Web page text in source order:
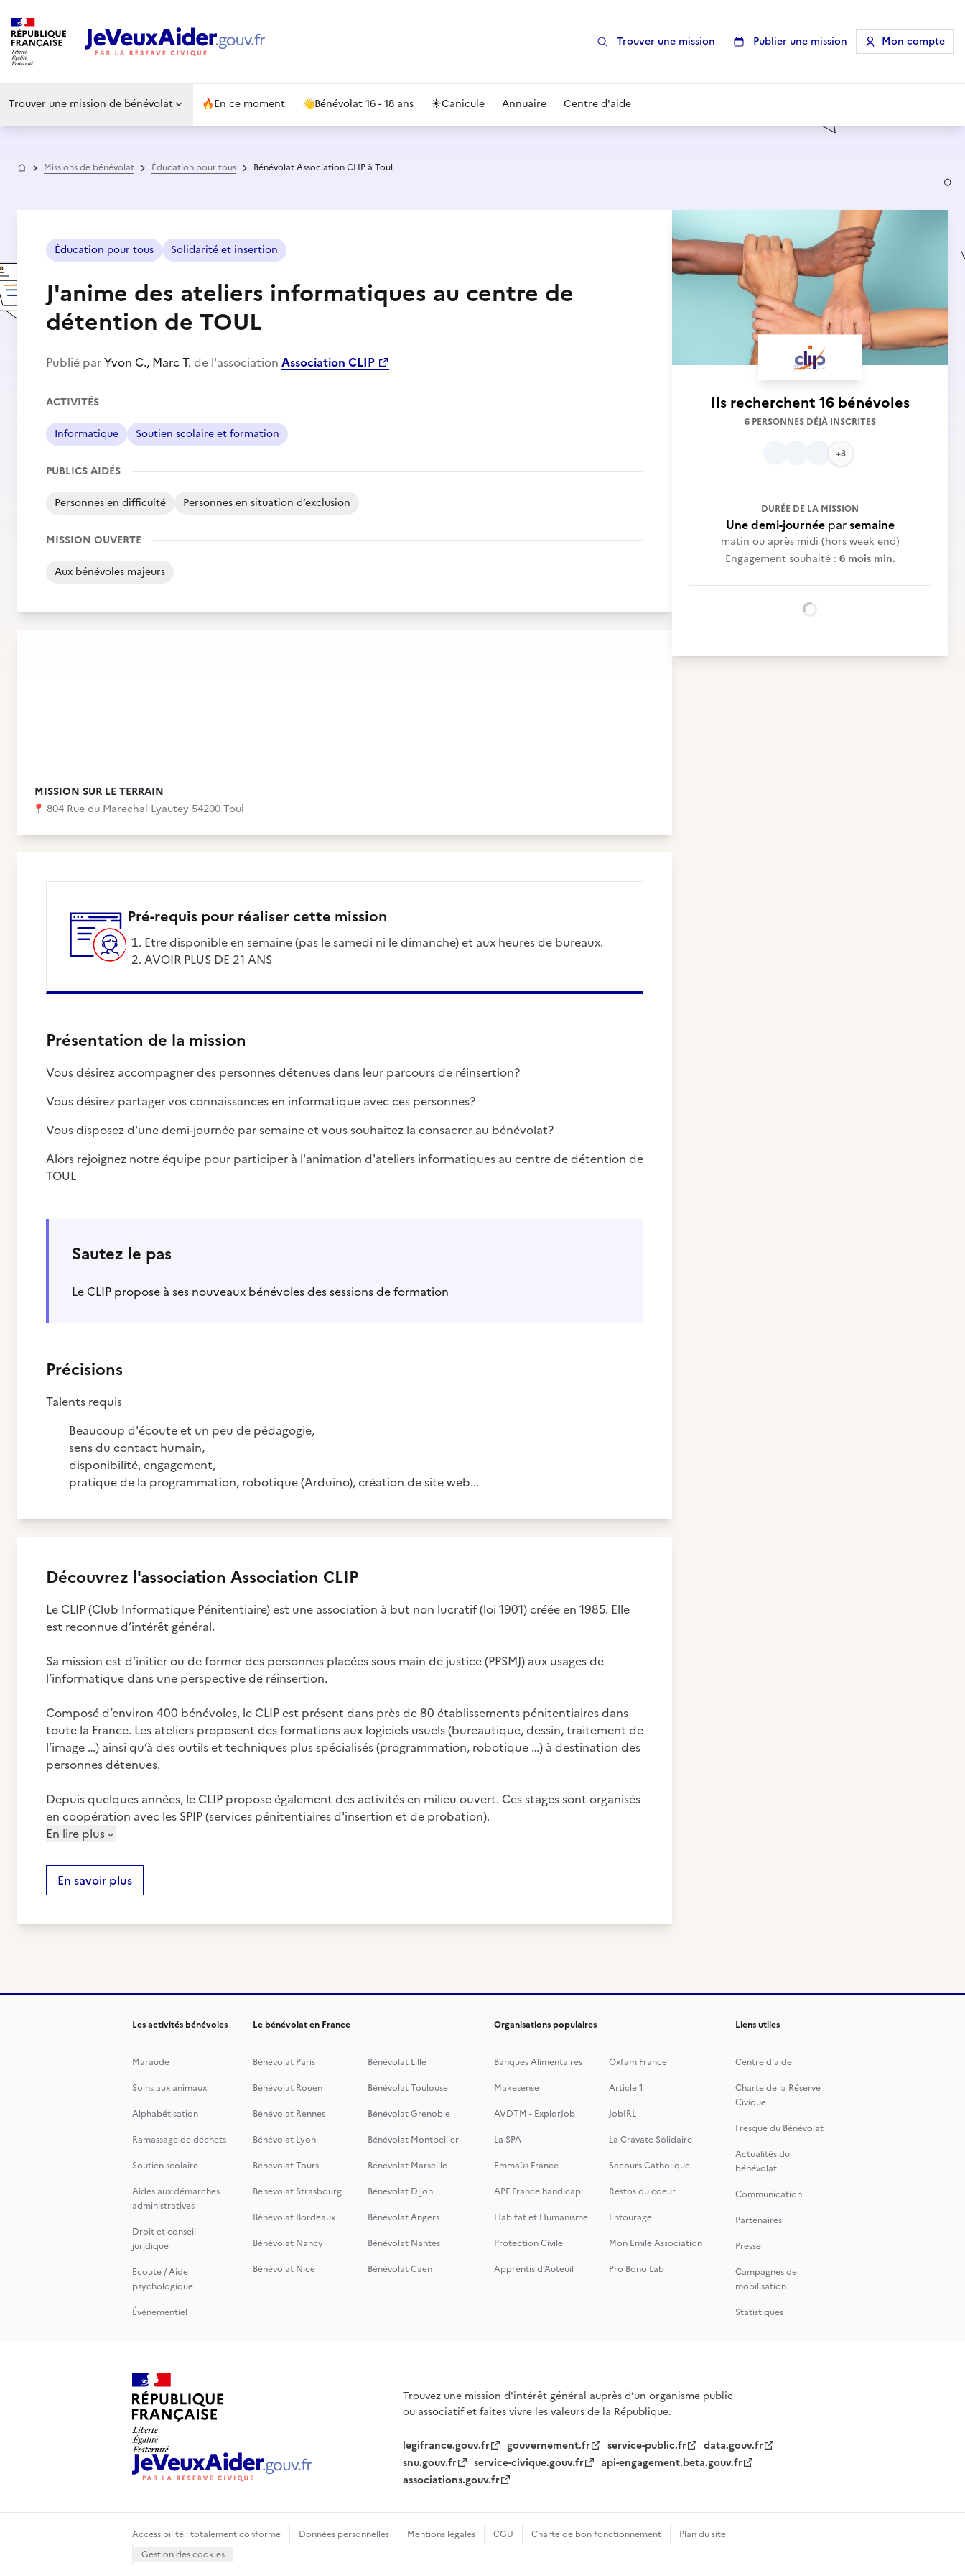
Trouver une mission Publier une mission Mon compte
Trouver une mission de bénévolat 🔥En ce moment 👋Bénévolat 16 - 18 ans ☀️Canicule Annuaire Centre d'aide
AccueilMissions de bénévolat Éducation pour tous Bénévolat Association CLIP à Toul
Éducation pour tous Solidarité et insertion
J'anime des ateliers informatiques au centre de
détention de TOUL
Publié parYvon C., Marc T. de l'association Association CLIP
ACTIVITÉS
Informatique Soutien scolaire et formation
PUBLICS AIDÉS
Personnes en difficulté Personnes en situation d’exclusion
MISSION OUVERTE
Aux bénévoles majeurs
MISSION SUR LE TERRAIN
📍 804 Rue du Marechal Lyautey 54200 Toul
Pré-requis pour réaliser cette mission
Etre disponible en semaine (pas le samedi ni le dimanche) et aux heures de bureaux.
AVOIR PLUS DE 21 ANS
Présentation de la mission
Vous désirez accompagner des personnes détenues dans leur parcours de réinsertion?
Vous désirez partager vos connaissances en informatique avec ces personnes?
Vous disposez d'une demi-journée par semaine et vous souhaitez la consacrer au bénévolat?
Alors rejoignez notre équipe pour participer à l'animation d'ateliers informatiques au centre de détention de
TOUL
Sautez le pas
Le CLIP propose à ses nouveaux bénévoles des sessions de formation
Précisions
Talents requis
Beaucoup d'écoute et un peu de pédagogie,
sens du contact humain,
disponibilité, engagement,
pratique de la programmation, robotique (Arduino), création de site web...
Découvrez l'association Association CLIP
Le CLIP (Club Informatique Pénitentiaire) est une association à but non lucratif (loi 1901) créée en 1985. Elle
est reconnue d’intérêt général.
Sa mission est d’initier ou de former des personnes placées sous main de justice (PPSMJ) aux usages de
l’informatique dans une perspective de réinsertion.
Composé d’environ 400 bénévoles, le CLIP est présent dans près de 80 établissements pénitentiaires dans
toute la France. Les ateliers proposent des formations aux logiciels usuels (bureautique, dessin, traitement de
l’image …) ainsi qu’à des outils et techniques plus spécialisés (programmation, robotique …) à destination des
personnes détenues.
Depuis quelques années, le CLIP propose également des activités en milieu ouvert. Ces stages sont organisés
en coopération avec les SPIP (services pénitentiaires d'insertion et de probation).
En lire plus
En savoir plus
Ils recherchent 16 bénévoles
6 PERSONNES DÉJÀ INSCRITES
+3
DURÉE DE LA MISSION
Une demi-journéeparsemaine
matin ou après midi (hors week end)
Engagement souhaité : 6 mois min.
Les activités bénévoles
Maraude
Soins aux animaux
Alphabétisation
Ramassage de déchets
Soutien scolaire
Aides aux démarches
administratives
Droit et conseil
juridique
Ecoute / Aide
psychologique
Événementiel
Le bénévolat en France
Bénévolat Paris
Bénévolat Lille
Bénévolat Rouen
Bénévolat Toulouse
Bénévolat Rennes
Bénévolat Grenoble
Bénévolat Lyon
Bénévolat Montpellier
Bénévolat Tours
Bénévolat Marseille
Bénévolat Strasbourg
Bénévolat Dijon
Bénévolat Bordeaux
Bénévolat Angers
Bénévolat Nancy
Bénévolat Nantes
Bénévolat Nice
Bénévolat Caen
Organisations populaires
Banques Alimentaires
Oxfam France
Makesense
Article 1
AVDTM - ExplorJob
JobIRL
La SPA
La Cravate Solidaire
Emmaüs France
Secours Catholique
APF France handicap
Restos du coeur
Habitat et Humanisme
Entourage
Protection Civile
Mon Emile Association
Apprentis d’Auteuil
Pro Bono Lab
Liens utiles
Centre d'aide
Charte de la Réserve
Civique
Fresque du Bénévolat
Actualités du
bénévolat
Communication
Partenaires
Presse
Campagnes de
mobilisation
Statistiques
Trouvez une mission d'intérêt général auprès d’un organisme public
ou associatif et faites vivre les valeurs de la République.
legifrance.gouv.fr gouvernement.fr service-public.fr
data.gouv.fr
snu.gouv.fr
service-civique.gouv.fr
api-engagement.beta.gouv.fr
associations.gouv.fr
Accessibilité : totalement conforme Données personnelles Mentions légales CGU Charte de bon fonctionnement
Plan du site
Gestion des cookies